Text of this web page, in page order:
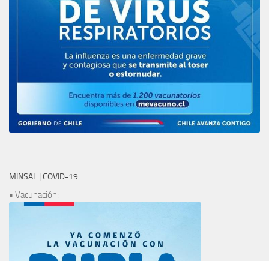
MINSAL | COVID-19
• Vacunación: